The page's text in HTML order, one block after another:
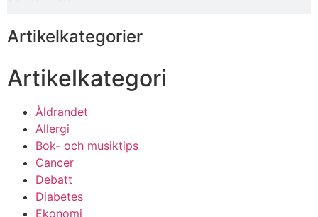
Artikelkategorier
Artikelkategori
Åldrandet
Allergi
Bok- och musiktips
Cancer
Debatt
Diabetes
Ekonomi